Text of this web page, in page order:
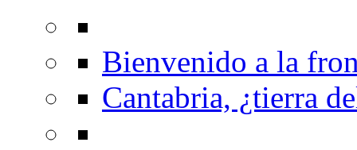
Bienvenido a la
Cantabria, ¿tierra